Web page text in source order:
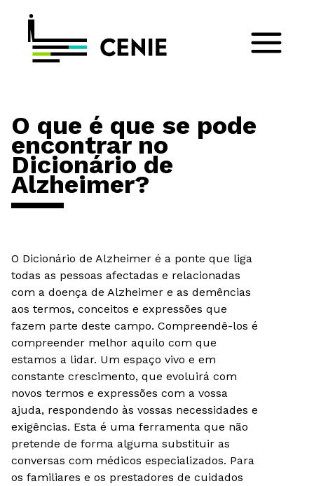
O que é que se pode
encontrar no
Dicionário de
Alzheimer?
O Dicionário de Alzheimer é a ponte que liga
todas as pessoas afectadas e relacionadas
com a doença de Alzheimer e as demências
aos termos, conceitos e expressões que
fazem parte deste campo. Compreendê-los é
compreender melhor aquilo com que
estamos a lidar. Um espaço vivo e em
constante crescimento, que evoluirá com
novos termos e expressões com a vossa
ajuda, respondendo às vossas necessidades e
exigências. Esta é uma ferramenta que não
pretende de forma alguma substituir as
conversas com médicos especializados. Para
os familiares e os prestadores de cuidados